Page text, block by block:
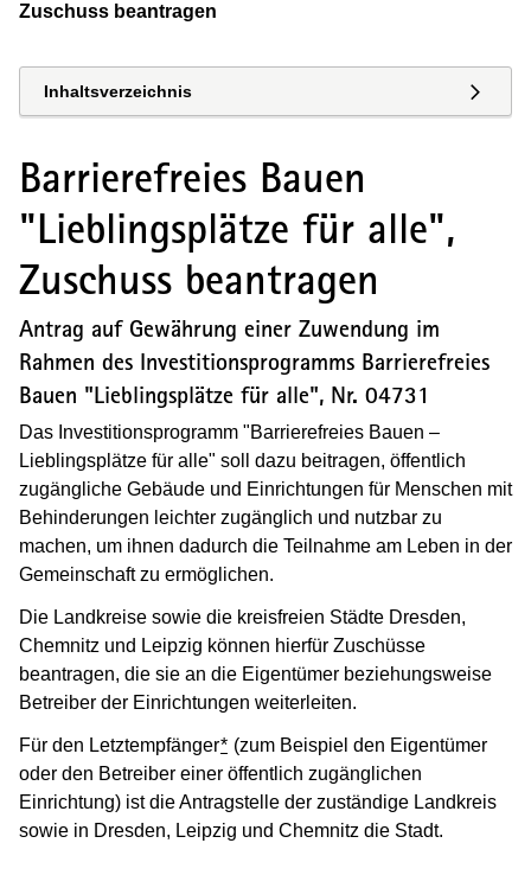
Zuschuss beantragen
Inhaltsverzeichnis
Barrierefreies Bauen
"Lieblingsplätze für alle",
Zuschuss beantragen
Antrag auf Gewährung einer Zuwendung im
Rahmen des Investitionsprogramms Barrierefreies
Bauen "Lieblingsplätze für alle", Nr. 04731
Das Investitionsprogramm "Barrierefreies Bauen –
Lieblingsplätze für alle" soll dazu beitragen, öffentlich
zugängliche Gebäude und Einrichtungen für Menschen mit
Behinderungen leichter zugänglich und nutzbar zu
machen, um ihnen dadurch die Teilnahme am Leben in der
Gemeinschaft zu ermöglichen.
Die Landkreise sowie die kreisfreien Städte Dresden,
Chemnitz und Leipzig können hierfür Zuschüsse
beantragen, die sie an die Eigentümer beziehungsweise
Betreiber der Einrichtungen weiterleiten.
Für den Letztempfänger* (zum Beispiel den Eigentümer
oder den Betreiber einer öffentlich zugänglichen
Einrichtung) ist die Antragstelle der zuständige Landkreis
sowie in Dresden, Leipzig und Chemnitz die Stadt.